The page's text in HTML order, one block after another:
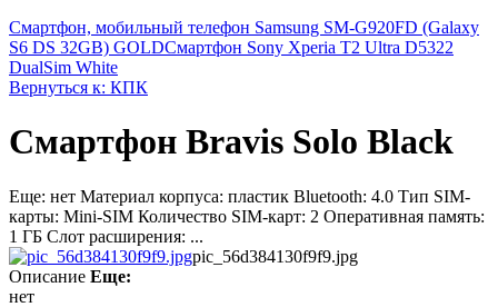
Смартфон, мобильный телефон Samsung SM-G920FD (Galaxy
S6 DS 32GB) GOLDСмартфон Sony Xperia T2 Ultra D5322
DualSim White
Вернуться к: КПК
Смартфон Bravis Solo Black
Еще: нет Материал корпуса: пластик Bluetooth: 4.0 Тип SIM-
карты: Mini-SIM Количество SIM-карт: 2 Оперативная память:
1 ГБ Слот расширения: ...
pic_56d384130f9f9.jpg
Описание Еще:
нет